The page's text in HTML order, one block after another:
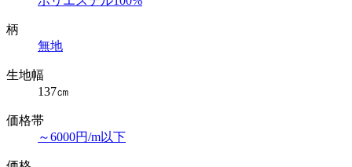
柄
無地
生地幅
137㎝
価格帯
～6000円/m以下